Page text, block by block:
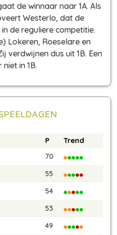
de winnaar naar 1A. Als
Westerlo, dat de
de reguliere competitie.
Lokeren, Roeselare en
verdwijnen dus uit 1B. Een
in 1B.
P
Trend
70
55
54
53
49